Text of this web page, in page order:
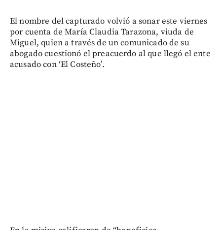
El nombre del capturado volvió a sonar este viernes
por cuenta de María Claudia Tarazona, viuda de
Miguel, quien a través de un comunicado de su
abogado cuestionó el preacuerdo al que llegó el ente
acusado con ‘El Costeño’.